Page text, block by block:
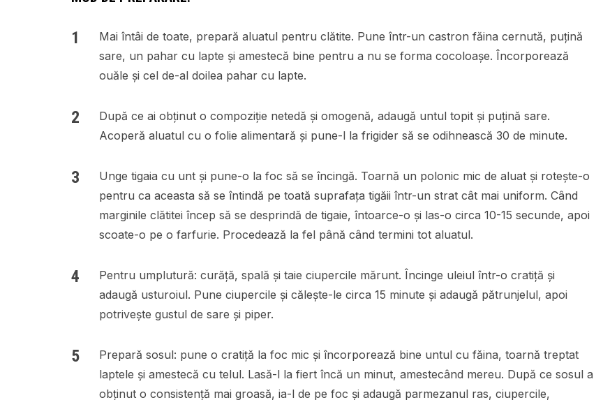
Mai întâi de toate, prepară aluatul pentru clătite. Pune într-un castron făina cernută, puțină
sare, un pahar cu lapte și amestecă bine pentru a nu se forma cocoloașe. Încorporează
ouăle și cel de-al doilea pahar cu lapte.
După ce ai obținut o compoziție netedă și omogenă, adaugă untul topit și puțină sare.
Acoperă aluatul cu o folie alimentară și pune-l la frigider să se odihnească 30 de minute.
Unge tigaia cu unt și pune-o la foc să se încingă. Toarnă un polonic mic de aluat și rotește-o
pentru ca aceasta să se întindă pe toată suprafața tigăii într-un strat cât mai uniform. Când
marginile clătitei încep să se desprindă de tigaie, întoarce-o și las-o circa 10-15 secunde, apoi
scoate-o pe o farfurie. Procedează la fel până când termini tot aluatul.
Pentru umplutură: curăță, spală și taie ciupercile mărunt. Încinge uleiul într-o cratiță și
adaugă usturoiul. Pune ciupercile și călește-le circa 15 minute și adaugă pătrunjelul, apoi
potrivește gustul de sare și piper.
Prepară sosul: pune o cratiță la foc mic și încorporează bine untul cu făina, toarnă treptat
laptele și amestecă cu telul. Lasă-l la fiert încă un minut, amestecând mereu. După ce sosul a
obținut o consistență mai groasă, ia-l de pe foc și adaugă parmezanul ras, ciupercile,